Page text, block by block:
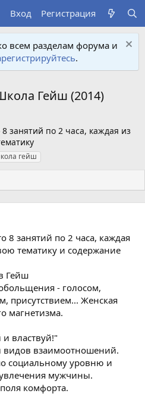
Вход Регистрация
всем разделам форума и
.
Гейш (2014)
занятий по 2 часа, каждая из
гейш
8 занятий по 2 часа, каждая
тематику и содержание
Гейш
- голосом,
присутствием... Женская
магнетизма.
властвуй!"
взаимоотношений.
социальному уровню и
мужчины.
комфорта.